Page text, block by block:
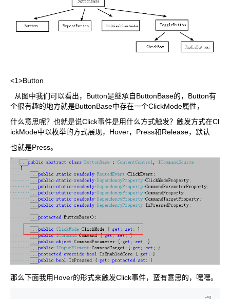
<1>Button
从图中我们可以看出，Button是继承自ButtonBase的，Button有
个很有趣的地方就是ButtonBase中存在一个ClickMode属性，
什么意思呢？也就是说Click事件是用什么方式触发？触发方式在Cl
ickMode中以枚举的方式展现，Hover，Press和Release，默认
也就是Press。
那么下面我用Hover的形式来触发Click事件，蛮有意思的，嘿嘿。